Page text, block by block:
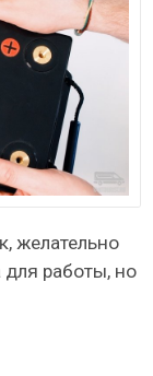
желательно
для работы, но